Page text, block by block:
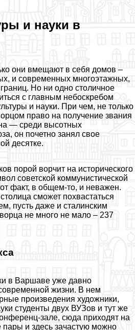
и науки в
они вмещают в себя домов –
и современных многоэтажных,
Но ни одно столичное
с главным небоскребом
и науки. При чем, не только
право на получение звания
— среди высотных
он почетно занял свое
десятке.
порой ворчит на исторического
советской коммунистической
факт, в общем-то, и неважен.
сможет похвастаться
пусть даже и сталинским
не много не мало – 237
в Варшаве уже давно
жизни. В нем
произведения художники,
студенты двух ВУЗов и тут же
зале, сюда приходят на
и здесь зачастую можно